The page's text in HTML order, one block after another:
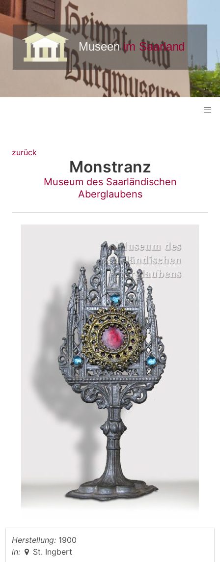
zurück
Monstranz
Museum des Saarländischen
Aberglaubens
Herstellung: 1900
in:
St. Ingbert